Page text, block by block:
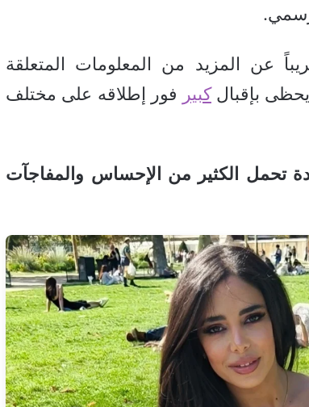
عن المزيد من المعلومات المتعلقة
بإقبالكبير فور إطلاقه على مختلف
تحمل الكثير من الإحساس والمفاجآت